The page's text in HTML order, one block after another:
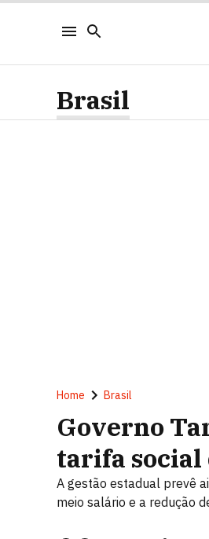
Brasil
Home Brasil
Governo
tarifa social
A gestão estadual prevê
meio salário e a redução